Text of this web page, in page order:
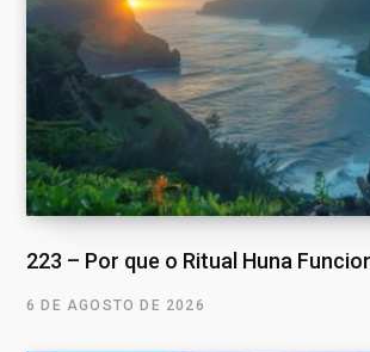
223 – Por que o Ritual Huna
6 DE AGOSTO DE 2026